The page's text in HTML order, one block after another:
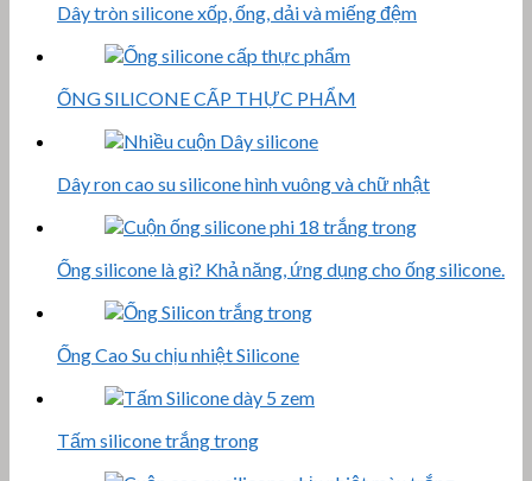
Dây tròn silicone xốp, ống, dải và miếng đệm
ỐNG SILICONE CẤP THỰC PHẨM
Dây ron cao su silicone hình vuông và chữ nhật
Ống silicone là gì? Khả năng, ứng dụng cho ống silicone.
Ống Cao Su chịu nhiệt Silicone
Tấm silicone trắng trong